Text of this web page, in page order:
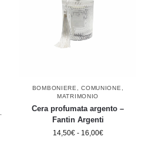
BOMBONIERE ,COMUNIONE
MATRIMONIO
Cera profumata argento –
Fantin Argenti
14,50€ - 16,00€